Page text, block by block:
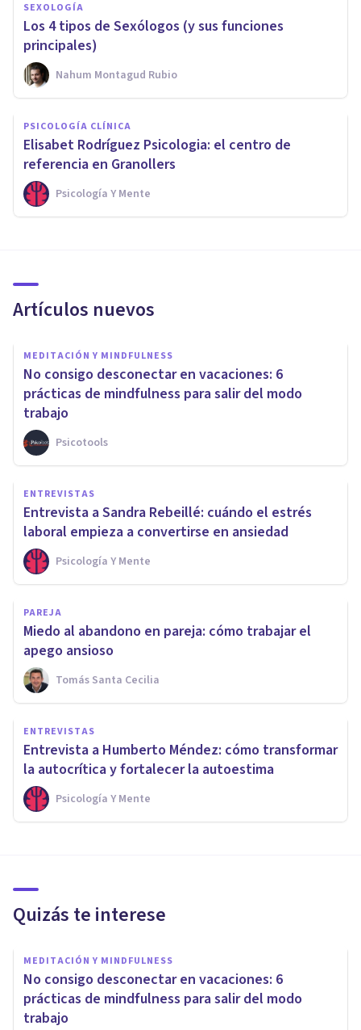
SEXOLOGÍA
Los 4 tipos de Sexólogos (y sus funciones
principales)
Nahum Montagud Rubio
PSICOLOGÍA CLÍNICA
Elisabet Rodríguez Psicologia: el centro de
referencia en Granollers
Psicología Y Mente
Artículos nuevos
MEDITACIÓN Y MINDFULNESS
No consigo desconectar en vacaciones: 6
prácticas de mindfulness para salir del modo
trabajo
Psicotools
ENTREVISTAS
Entrevista a Sandra Rebeillé: cuándo el estrés
laboral empieza a convertirse en ansiedad
Psicología Y Mente
PAREJA
Miedo al abandono en pareja: cómo trabajar el
apego ansioso
Tomás Santa Cecilia
ENTREVISTAS
Entrevista a Humberto Méndez: cómo transformar
la autocrítica y fortalecer la autoestima
Psicología Y Mente
Quizás te interese
MEDITACIÓN Y MINDFULNESS
No consigo desconectar en vacaciones: 6
prácticas de mindfulness para salir del modo
trabajo